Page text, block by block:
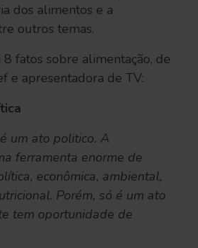
dos alimentos e a
outros temas.
8 fatos sobre alimentação, de
e apresentadora de TV:
um ato politico. A
ferramenta enorme de
econômica, ambiental,
Porém, só é um ato
tem oportunidade de